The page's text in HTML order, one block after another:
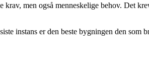
men også menneskelige behov. Det
instans er den beste bygningen den